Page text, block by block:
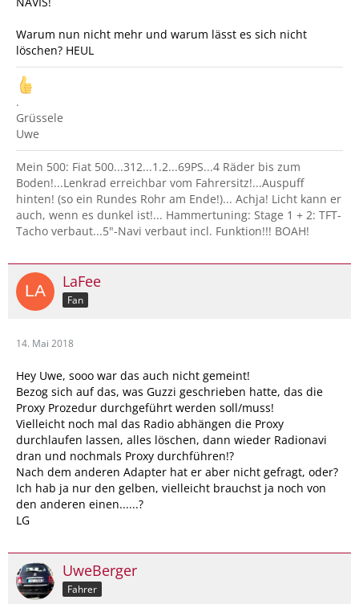
Warum nun nicht mehr und warum lässt es sich nicht
löschen? HEUL
.
Grüssele
Uwe
Mein 500: Fiat 500...312...1.2...69PS...4 Räder bis zum
Boden!...Lenkrad erreichbar vom Fahrersitz!...Auspuff
hinten! (so ein Rundes Rohr am Ende!)... Achja! Licht kann er
auch, wenn es dunkel ist!... Hammertuning: Stage 1 + 2: TFT-
Tacho verbaut...5"-Navi verbaut incl. Funktion!!! BOAH!
LaFee
Fan
14. Mai 2018
Hey Uwe, sooo war das auch nicht gemeint!
Bezog sich auf das, was Guzzi geschrieben hatte, das die
Proxy Prozedur durchgeführt werden soll/muss!
Vielleicht noch mal das Radio abhängen die Proxy
durchlaufen lassen, alles löschen, dann wieder Radionavi
dran und nochmals Proxy durchführen!?
Nach dem anderen Adapter hat er aber nicht gefragt, oder?
Ich hab ja nur den gelben, vielleicht brauchst ja noch von
den anderen einen......?
LG
UweBerger
Fahrer